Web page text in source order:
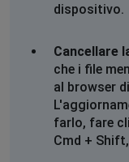
,• 1 anni
Non funziona ne
Lorenzo
dispositivo.
Cancellare
che i file
al browser
farlo, fare
Cmd +